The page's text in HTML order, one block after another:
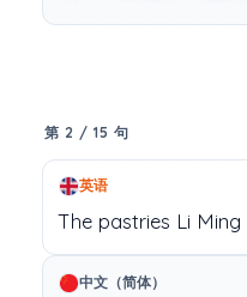
第 2 / 15 句
英语
The pastries Li Ming
中文（简体）